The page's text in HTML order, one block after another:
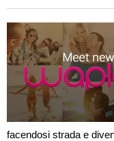
facendosi strada e